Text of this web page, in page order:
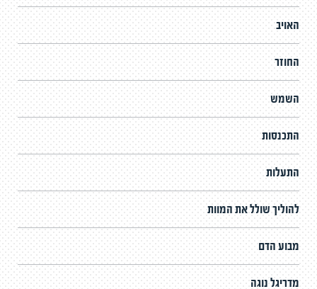
האויב
החוזר
השמש
התכנסות
התעלות
להוליך שולל את המוות
מבוע הדם
מדריגל נוגה